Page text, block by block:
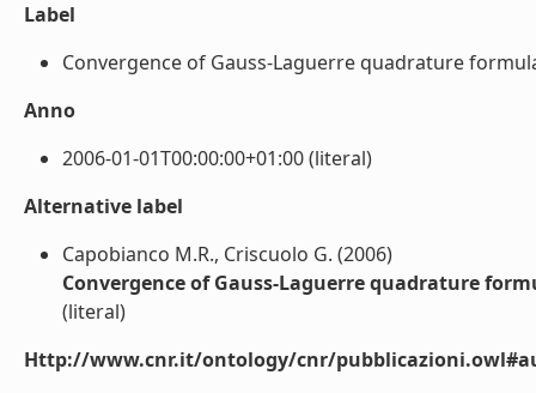
Label
Convergence of Gauss-Laguerre quadrature
Anno
2006-01-01T00:00:00+01:00 (literal)
Alternative label
Capobianco M.R., Criscuolo G. (2006)
Convergence of Gauss-Laguerre quadrature
(literal)
Http://www.cnr.it/ontology/cnr/